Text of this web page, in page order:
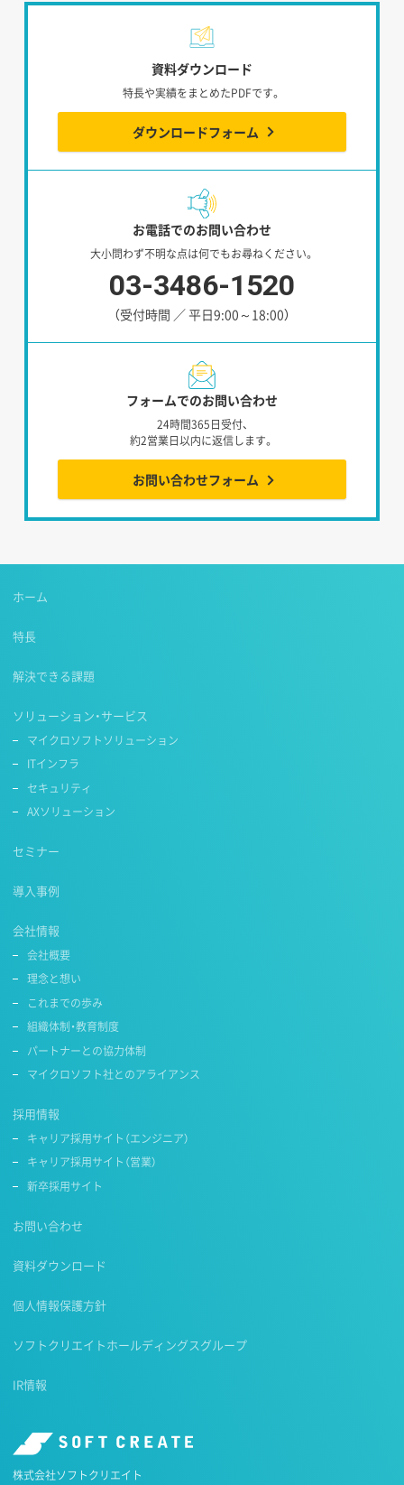
資料ダウンロード
特長や実績をまとめたPDFです。
ダウンロードフォーム
お電話でのお問い合わせ
大小問わず不明な点は何でもお尋ねください。
03-3486-1520
（受付時間 ／ 平日9:00～18:00）
フォームでのお問い合わせ
24時間365日受付、
約2営業日以内に返信します。
お問い合わせフォーム
株式会社ソフトクリエイト
ホーム
特長
解決できる課題
ソリューション・サービス
マイクロソフトソリューション
ITインフラ
セキュリティ
AXソリューション
セミナー
導入事例
会社情報
会社概要
理念と想い
これまでの歩み
組織体制・教育制度
パートナーとの協力体制
マイクロソフト社とのアライアンス
採用情報
キャリア採用サイト（エンジニア）
キャリア採用サイト（営業）
新卒採用サイト
お問い合わせ
資料ダウンロード
個人情報保護方針
ソフトクリエイトホールディングスグループ
IR情報